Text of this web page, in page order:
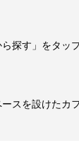
探す」をタッ
スを設けたカ